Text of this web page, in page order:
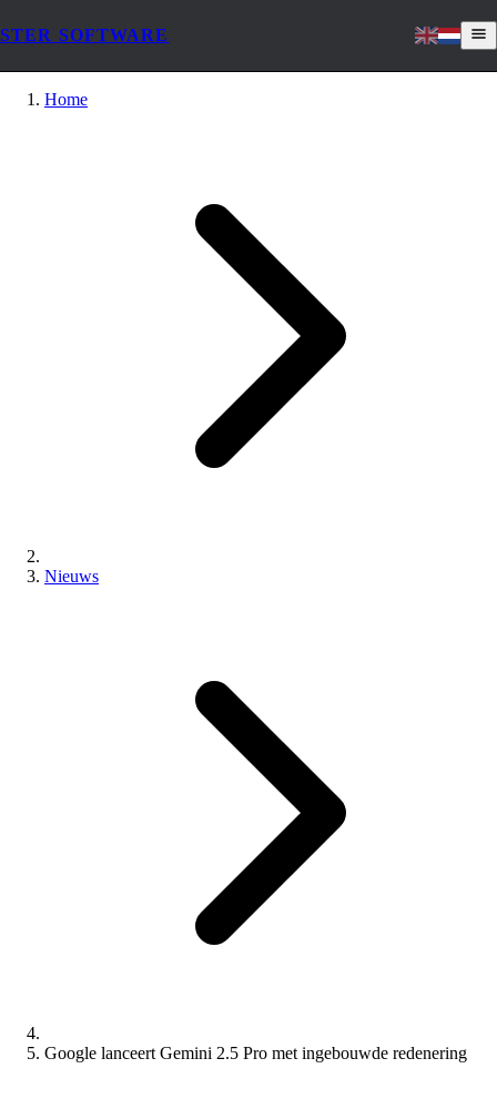
STER SOFTWARE
Home
Nieuws
Google lanceert Gemini 2.5 Pro met ingebouwde redenering